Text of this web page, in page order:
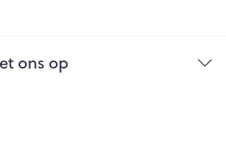
ons op